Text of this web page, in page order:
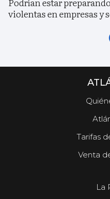
violentas en empresas y
Tarifas
Venta
La